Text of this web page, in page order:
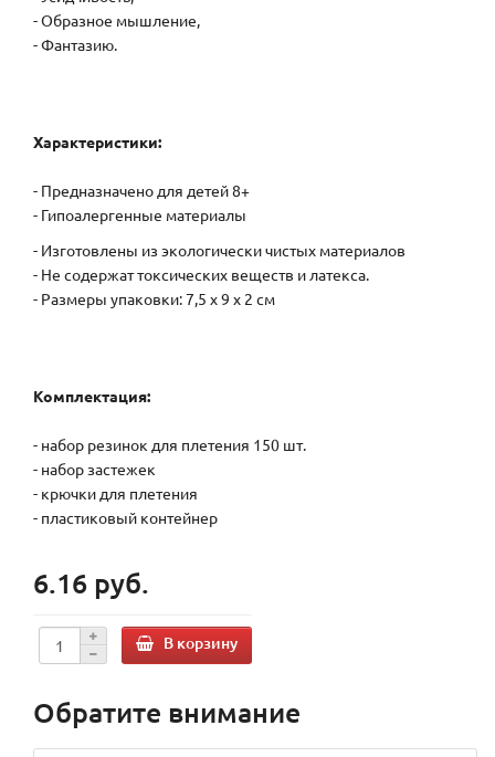
- Образное мышление,
- Фантазию.
Характеристики:
- Предназначено для детей 8+
- Гипоалергенные материалы
- Изготовлены из экологически чистых материалов
- Не содержат токсических веществ и латекса.
- Размеры упаковки: 7,5 х 9 х 2 см
Комплектация:
- набор резинок для плетения 150 шт.
- набор застежек
- крючки для плетения
- пластиковый контейнер
6.16 руб.
В корзину
Обратите внимание